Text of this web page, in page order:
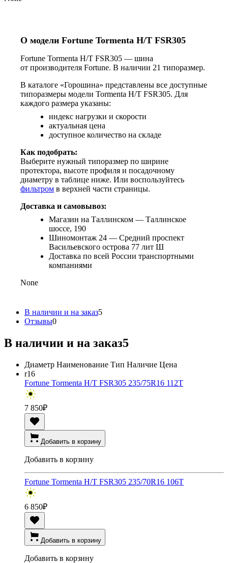
О модели Fortune Tormenta H/T FSR305
Fortune Tormenta H/T FSR305 — шина
от производителя Fortune. В наличии 21 типоразмер.
В каталоге «Горошина» представлены все доступные
типоразмеры модели Tormenta H/T FSR305. Для
каждого размера указаны:
индекс нагрузки и скорости
актуальная цена
доступное количество на складе
Как подобрать:
Выберите нужный типоразмер по ширине
протектора, высоте профиля и посадочному
диаметру в таблице ниже. Или воспользуйтесь
фильтром в верхней части страницы.
Доставка и самовывоз:
Магазин на Таллинском — Таллинское
шоссе, 190
Шиномонтаж 24 — Средний проспект
Васильевского острова 77 лит Ш
Доставка по всей России транспортными
компаниями
None
В наличии и на заказ5
Отзывы0
В наличии и на заказ5
Диаметр Наименование Тип Наличие Цена
r16
Fortune Tormenta H/T FSR305 235/75R16 112T
7 850₽
Добавить в корзину
Добавить в корзину
Fortune Tormenta H/T FSR305 235/70R16 106T
6 850₽
Добавить в корзину
Добавить в корзину